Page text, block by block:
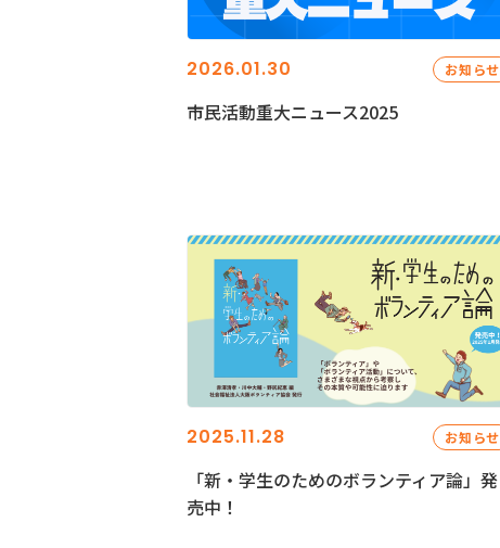
2026.01.30 お知らせ
市民活動重大ニュース2025
2025.11.28 お知らせ
「新・学生のためのボランティア論」発
売中！